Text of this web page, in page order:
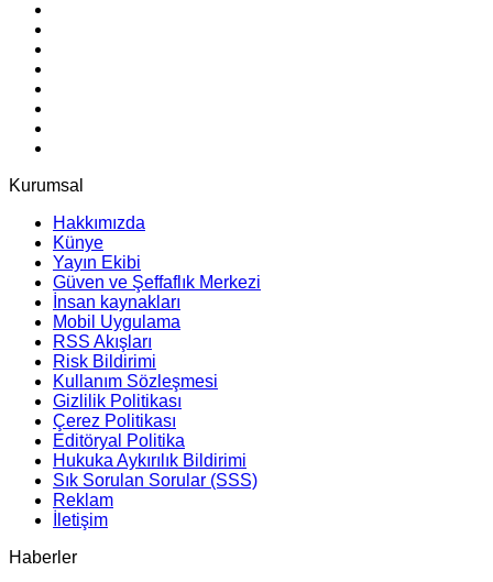
Kurumsal
Hakkımızda
Künye
Yayın Ekibi
Güven ve Şeffaflık Merkezi
İnsan kaynakları
Mobil Uygulama
RSS Akışları
Risk Bildirimi
Kullanım Sözleşmesi
Gizlilik Politikası
Çerez Politikası
Editöryal Politika
Hukuka Aykırılık Bildirimi
Sık Sorulan Sorular (SSS)
Reklam
İletişim
Haberler